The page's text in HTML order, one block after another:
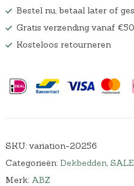
Bestel nu, betaal later of
Gratis verzending vanaf
Kosteloos retourneren
SKU: variation-20256
Categorieën: Dekbedden, SALE
Merk: ABZ